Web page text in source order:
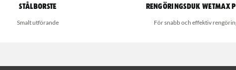
Stålborste
Smalt utförande
Rengöringsduk Wetmax
För snabb och effektiv